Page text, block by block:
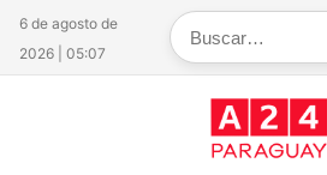
6 de agosto de
2026 | 05:07